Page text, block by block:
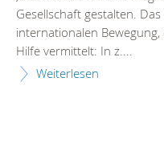
Gesellschaft gestalten.
internationalen
Hilfe vermittelt: In z....
Weiterlesen